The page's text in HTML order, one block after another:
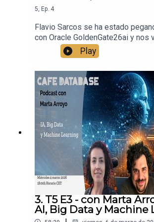
5, Ep. 4
Flavio Sarcos se ha estado
con Oracle GoldenGate26ai y nos
un café destripando todo lo que ha
desde el GoldenGate tradicional
muchísimas nuevas
producto.Como no tenemos ni
patrocinio, aquí vamos con la
entornos en producción. Con
noticias en lo que refiere a
un montón de
únete a nuestra charla! Nivel pata
Play
3. T5 E3 - con Marta
AI, Big Data y Machine